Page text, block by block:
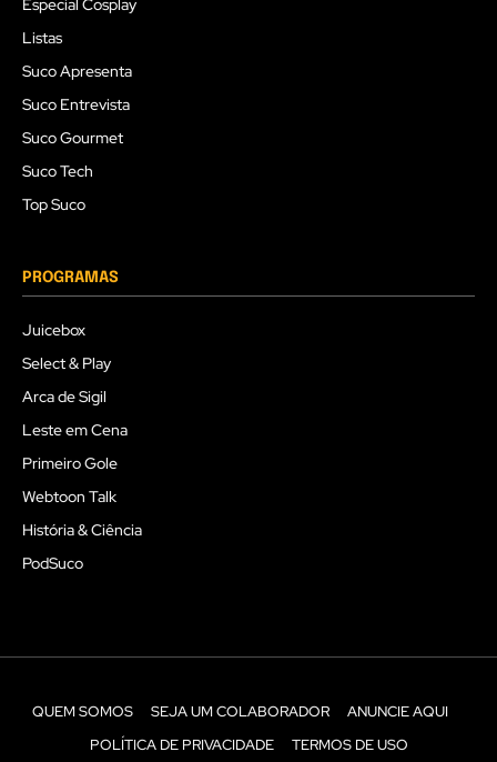
Especial Cosplay
Listas
Suco Apresenta
Suco Entrevista
Suco Gourmet
Suco Tech
Top Suco
PROGRAMAS
Juicebox
Select & Play
Arca de Sigil
Leste em Cena
Primeiro Gole
Webtoon Talk
História & Ciência
PodSuco
QUEM SOMOS SEJA UM COLABORADOR
ANUNCIE AQUI
POLÍTICA DE PRIVACIDADE
TERMOS DE USO